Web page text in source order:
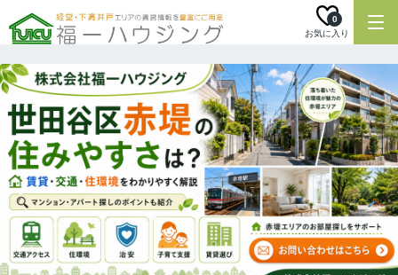
お気に入り
0